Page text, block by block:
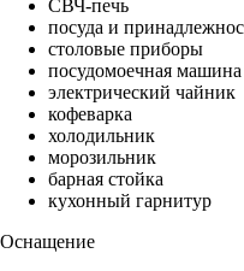
СВЧ-печь
посуда и
столовые приборы
посудомоечная машина
электрический чайник
кофеварка
холодильник
морозильник
барная стойка
кухонный гарнитур
Оснащение